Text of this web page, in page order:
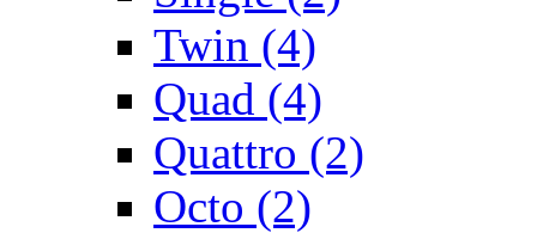
Twin (4)
Quad (4)
Quattro (2)
Octo (2)